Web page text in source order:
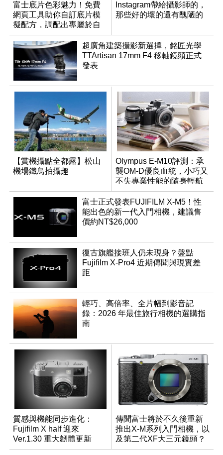
富士底片色彩魅力！免費
網頁工具助你自訂底片模
擬配方，調配出專屬於自
己的色彩
Instagram帶給攝影師的，
那些好的壞的還有醜陋的
超廣角建築攝影新選擇，銘匠光學
TTArtisan 17mm F4 移軸鏡頭正式
發表
【賞機攝點全都露】松山
機場鐵鳥拍攝趣
Olympus E-M10評測：承
襲OM-D優良血統，小巧又
不失專業性能的隨身輕航
機
富士正式發表FUJIFILM X-M5！性
能出色的新一代入門相機，建議售
價約NT$26,000
復古旗艦接班人仍未現身？盤點
Fujifilm X-Pro4 近期傳聞與現實差
距
輕巧、高倍率、全片幅到影音記
錄：2026 年最佳旅行相機的選購指
南
質感與機能同步進化：
Fujifilm X half 迎來
Ver.1.30 重大韌體更新
傳聞富士將於不久後重新
推出X-M系列入門相機，以
及第二代XF大三元鏡頭？